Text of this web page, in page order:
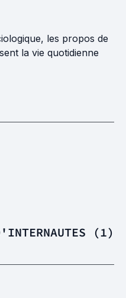
les propos de
la vie quotidienne
(1)